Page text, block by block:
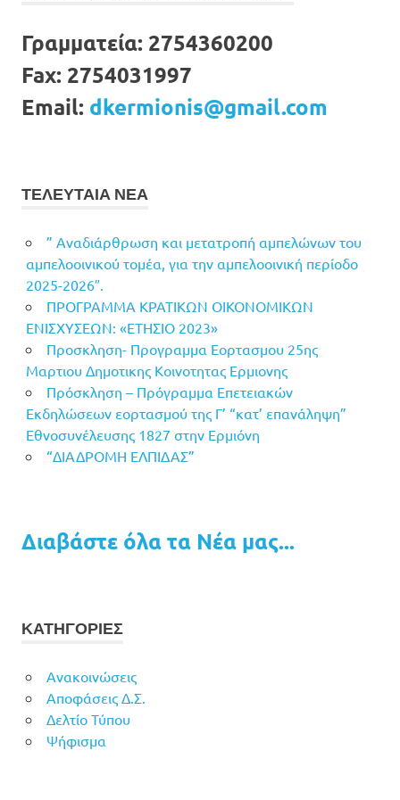
Γραμματεία: 2754360200
Fax: 2754031997
Email: dkermionis@gmail.com
ΤΕΛΕΥΤΑΙΑ ΝΕΑ
” Αναδιάρθρωση και μετατροπή αμπελώνων του
αμπελοοινικού τομέα, για την αμπελοοινική περίοδο
2025-2026″.
ΠΡΟΓΡΑΜΜΑ ΚΡΑΤΙΚΩΝ ΟΙΚΟΝΟΜΙΚΩΝ
ΕΝΙΣΧΥΣΕΩΝ: «ΕΤΗΣΙΟ 2023»
Προσκληση- Προγραμμα Εορτασμου 25ης
Μαρτιου Δημοτικης Κοινοτητας Ερμιονης
Πρόσκληση – Πρόγραμμα Επετειακών
Εκδηλώσεων εορτασμού της Γ’ “κατ’ επανάληψη”
Εθνοσυνέλευσης 1827 στην Ερμιόνη
“ΔΙΑΔΡΟΜΗ ΕΛΠΙΔΑΣ”
Διαβάστε όλα τα Νέα μας...
ΚΑΤΗΓΟΡΙΕΣ
Ανακοινώσεις
Αποφάσεις Δ.Σ.
Δελτίο Τύπου
Ψήφισμα